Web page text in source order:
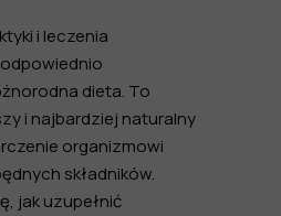
i leczenia
dieta. To
i najbardziej naturalny
organizmowi
składników.
jak uzupełnić